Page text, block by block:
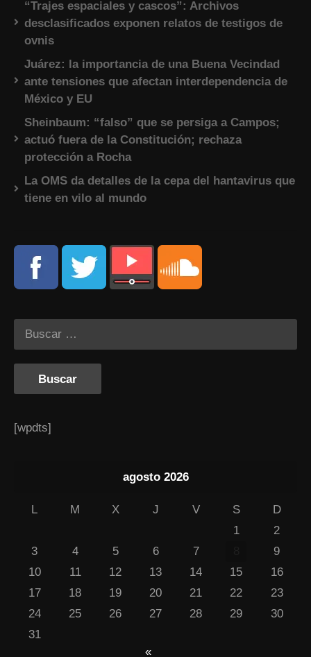
“Trajes espaciales y cascos”: Archivos
desclasificados exponen relatos de testigos de
ovnis
Juárez: la importancia de una Buena Vecindad
ante tensiones que afectan interdependencia de
México y EU
Sheinbaum: “falso” que se persiga a Campos;
actuó fuera de la Constitución; rechaza
protección a Rocha
La OMS da detalles de la cepa del hantavirus que
tiene en vilo al mundo
[wpdts]
agosto 2026
L M X J V S
D
1
2
3
4 5 6 7
9
10
11 12 13 14 15
16
17
18 19 20 21 22
23
24
25 26 27 28 29
30
31
«